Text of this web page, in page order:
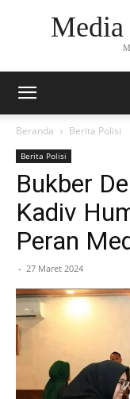
Beranda Berita Polisi
Berita Polisi
Bukber
Kadiv
Peran
- 27 Maret 2024